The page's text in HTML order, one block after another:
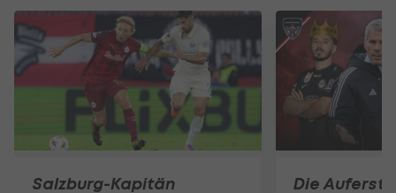
Salzburg-Kapitän
Die